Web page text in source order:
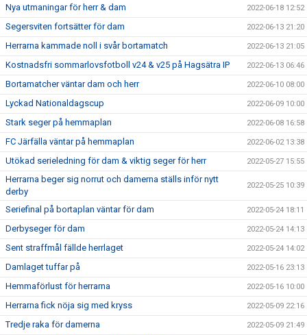
Nya utmaningar för herr & dam 2022-06-18 12:52
Segersviten fortsätter för dam 2022-06-13 21:20
Herrarna kammade noll i svår bortamatch 2022-06-13 21:05
Kostnadsfri sommarlovsfotboll v24 & v25 på Hagsätra IP 2022-06-13 06:46
Bortamatcher väntar dam och herr 2022-06-10 08:00
Lyckad Nationaldagscup 2022-06-09 10:00
Stark seger på hemmaplan 2022-06-08 16:58
FC Järfälla väntar på hemmaplan 2022-06-02 13:38
Utökad serieledning för dam & viktig seger för herr 2022-05-27 15:55
Herrarna beger sig norrut och damerna ställs inför nytt
derby
2022-05-25 10:39
Seriefinal på bortaplan väntar för dam 2022-05-24 18:11
Derbyseger för dam 2022-05-24 14:13
Sent straffmål fällde herrlaget 2022-05-24 14:02
Damlaget tuffar på 2022-05-16 23:13
Hemmaförlust för herrarna 2022-05-16 10:00
Herrarna fick nöja sig med kryss 2022-05-09 22:16
Tredje raka för damerna 2022-05-09 21:49